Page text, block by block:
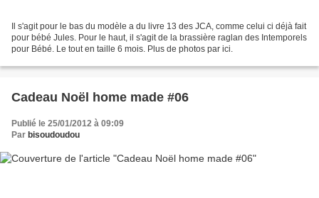
Il s'agit pour le bas du modèle a du livre 13 des JCA, comme celui ci déjà fait
pour bébé Jules. Pour le haut, il s'agit de la brassière raglan des Intemporels
pour Bébé. Le tout en taille 6 mois. Plus de photos par ici.
Cadeau Noël home made #06
Publié le 25/01/2012 à 09:09
Par bisoudoudou